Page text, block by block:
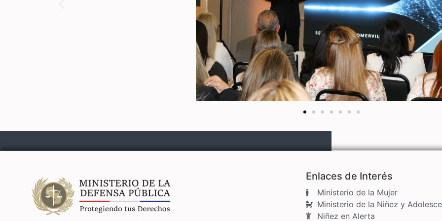
Enlaces de Interés
Ministerio de la Mujer
Ministerio de la Niñez y
Niñez en Alerta